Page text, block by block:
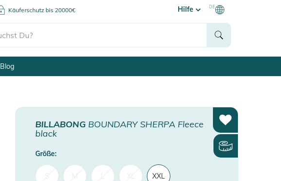
Käuferschutz bis 20000€ Hilfe DE
Blog
BILLABONG BOUNDARY SHERPA Fleece
black
Größe:
XXL